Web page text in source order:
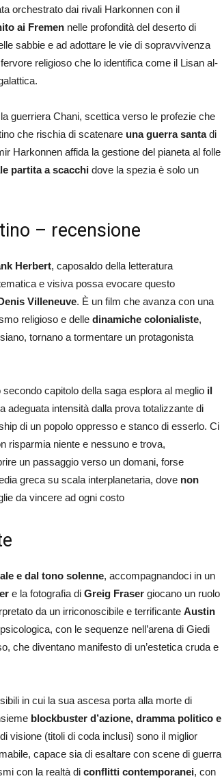
orchestrato dai rivali Harkonnen con il
ai Fremen nelle profondità del deserto di
sabbie e ad adottare le vie di sopravvivenza
religioso che lo identifica come il Lisan al-
guerriera Chani, scettica verso le profezie che
che rischia di scatenare una guerra santadi
Harkonnen affida la gestione del pianeta al folle
partita a scacchi dove la spezia è solo un
– recensione
Herbert, caposaldo della letteratura
e visiva possa evocare questo
Villeneuve. È un film che avanza con una
religioso e delle dinamiche colonialiste,
tornano a tormentare un protagonista
capitolo della saga esplora al meglio il
adeguata intensità dalla prova totalizzante di
di un popolo oppresso e stanco di esserlo. Ci
risparmia niente e nessuno e trova,
un passaggio verso un domani, forse
greca su scala interplanetaria, dove non
da vincere ad ogni costo
e dal tono solenne, accompagnandoci in un
e la fotografia di Greig Fraser giocano un ruolo
da un irriconoscibile e terrificante Austin
con le sequenze nell’arena di Giedi
che diventano manifesto di un’estetica cruda e
in cui la sua ascesa porta alla morte di
blockbuster d’azione, dramma politico e
visione (titoli di coda inclusi) sono il miglior
capace sia di esaltare con scene di guerra
con la realtà di conflitti contemporanei, con